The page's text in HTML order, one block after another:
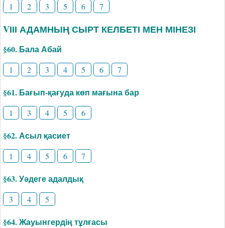
1 2 3 5 6 7
VІІІ АДАМНЫҢ СЫРТ КЕЛБЕТІ МЕН МІНЕЗІ
§60. Бала Абай
1 2 3 4 5 6 7
§61. Бағып-қағуда көп мағына бар
1 3 4 5 6
§62. Асыл қасиет
1 4 5 6 7
§63. Уәдеге адалдық
3 4 5
§64. Жауынгердің тұлғасы